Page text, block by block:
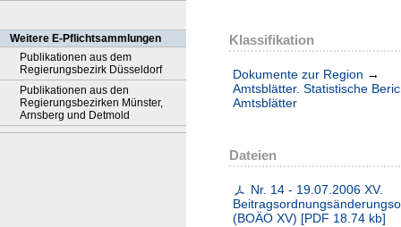
Weitere E-Pflichtsammlungen
Publikationen aus dem
Regierungsbezirk Düsseldorf
Publikationen aus den
Regierungsbezirken Münster,
Arnsberg und Detmold
Klassifikation
Dokumente zur Region →
Amtsblätter. Statistische
Amtsblätter
Dateien
Nr. 14 - 19.07.2006 XV.
(BOÄO XV) [PDF 18.74 kb]